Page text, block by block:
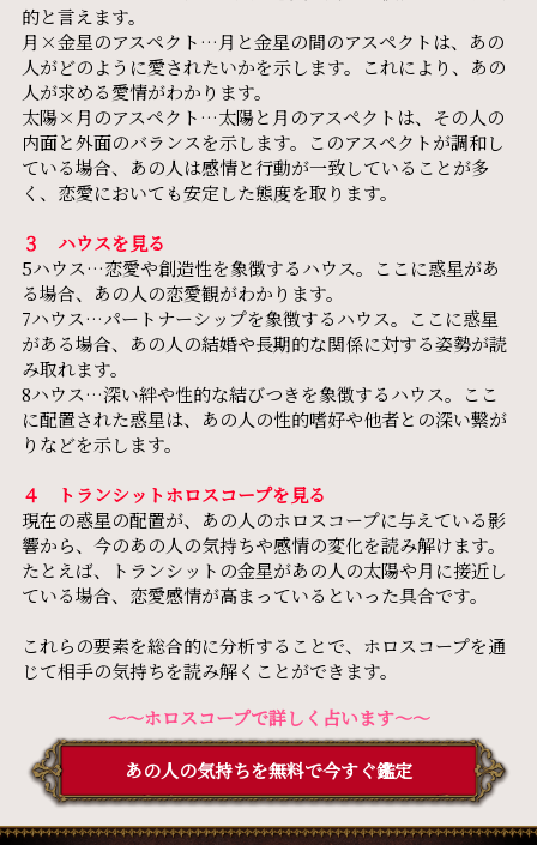
的と言えます。
月×金星のアスペクト…月と金星の間のアスペクトは、あの
人がどのように愛されたいかを示します。これにより、あの
人が求める愛情がわかります。
太陽×月のアスペクト…太陽と月のアスペクトは、その人の
内面と外面のバランスを示します。このアスペクトが調和し
ている場合、あの人は感情と行動が一致していることが多
く、恋愛においても安定した態度を取ります。
３ ハウスを見る
5ハウス…恋愛や創造性を象徴するハウス。ここに惑星があ
る場合、あの人の恋愛観がわかります。
7ハウス…パートナーシップを象徴するハウス。ここに惑星
がある場合、あの人の結婚や長期的な関係に対する姿勢が読
み取れます。
8ハウス…深い絆や性的な結びつきを象徴するハウス。ここ
に配置された惑星は、あの人の性的嗜好や他者との深い繋が
りなどを示します。
４ トランシットホロスコープを見る
現在の惑星の配置が、あの人のホロスコープに与えている影
響から、今のあの人の気持ちや感情の変化を読み解けます。
たとえば、トランシットの金星があの人の太陽や月に接近し
ている場合、恋愛感情が高まっているといった具合です。
これらの要素を総合的に分析することで、ホロスコープを通
じて相手の気持ちを読み解くことができます。
〜〜ホロスコープで詳しく占います〜〜
あの人の気持ちを無料で今すぐ鑑定